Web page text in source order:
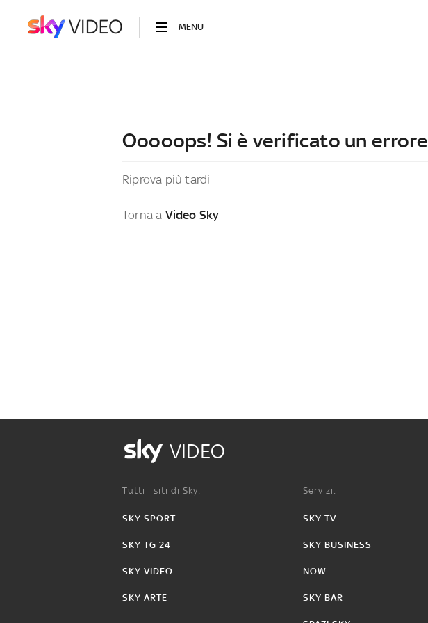
MENU
Ooooops! Si è verificato un errore
Riprova più tardi
Torna a Video Sky
VIDEO
Tutti i siti di Sky:
SKY SPORT
SKY TG 24
SKY VIDEO
SKY ARTE
Servizi:
SKY TV
SKY BUSINESS
NOW
SKY BAR